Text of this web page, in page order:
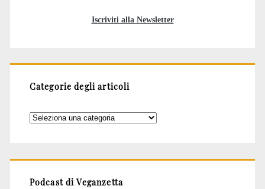
Iscriviti alla Newsletter
Categorie degli articoli
Categorie
Podcast di Veganzetta